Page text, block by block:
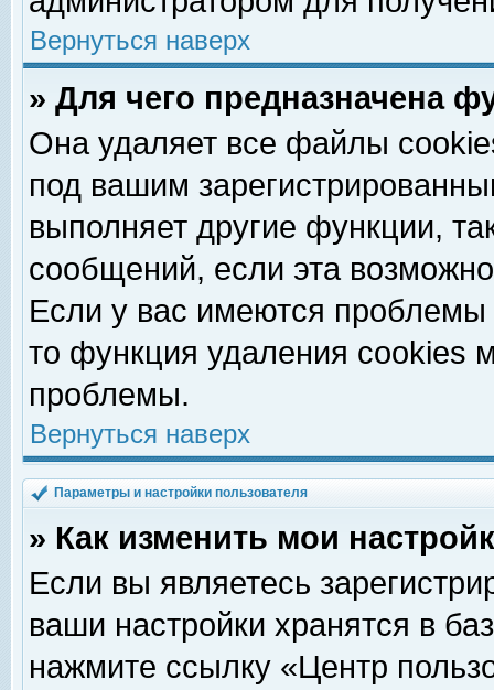
Вернуться наверх
» Для чего предназначена
Она удаляет все файлы
под вашим
выполняет другие функции,
сообщений, если эта
Если у вас имеются
то функция удаления cookies
проблемы.
Вернуться наверх
Параметры и настройки пользователя
» Как изменить мои
Если вы являетесь
ваши настройки хранятся в
нажмите ссылку «Центр